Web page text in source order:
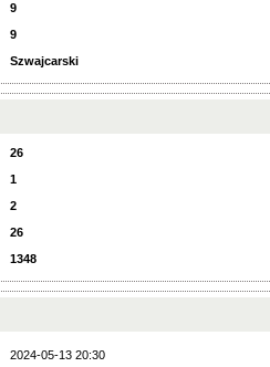
9
9
Szwajcarski
26
1
2
26
1348
2024-05-13 20:30